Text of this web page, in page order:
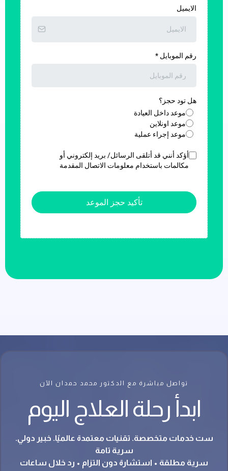
الايميل
رقم الموبايل *
هل تود حجز؟
موعد داخل العيادة
موعد اونلاين
موعد إجراء عملية
أؤكد أنني قد أتلقى الرسائل/ بريد إلكتروني أو
مكالمات باستخدام معلومات الاتصال المقدمة
تأكيد حجز الموعد
تواصل مباشرة مع الدكتور محمد حمدان الآن
ابدأ رحلة العلاج اليوم
ست خدمات متخصصة. تقنيات معتمدة عالميًا. خبير دولي.
سرية تامة
سرية مطلقة • استشارة دون التزام • رد خلال ساعات